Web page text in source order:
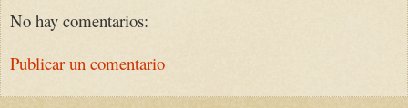
No hay comentarios:
Publicar un comentario